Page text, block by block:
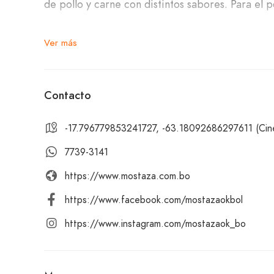
de pollo y carne con distintos sabores. Para el
Estamos ubicados en el 2do anillo, entre
Para acompañar tus comidas, contamos con
¡Te invitamos a visitar Mostaza – Megacenter
esperamos con los brazos abiertos para
Ver más
Contacto
-17.796779853241727, -63.18092686297611
7739-3141
https://www.mostaza.com.bo
https://www.facebook.com/mostazaokbol
https://www.instagram.com/mostazaok_bo